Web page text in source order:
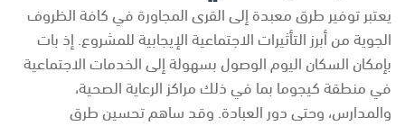
يعتبر توفير طرق معبدة إلى القرى المجاورة في كافة الظروف
الجوية من أبرز التأثيرات الاجتماعية الإيجابية للمشروع. إذ بات
بإمكان السكان اليوم الوصول بسهولة إلى الخدمات الاجتماعية
في منطقة كيجوما بما في ذلك مراكز الرعاية الصحية،
والمدارس، وحتى دور العبادة. وقد ساهم تحسين طرق